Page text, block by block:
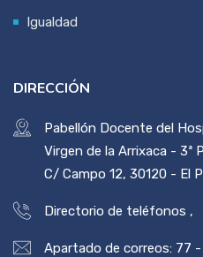
Igualdad
DIRECCIÓN
Pabellón Docente del
Virgen de la Arrixaca - 3ª
C/ Campo 12, 30120 - El
Directorio de teléfonos ,
Apartado de correos: 77 -